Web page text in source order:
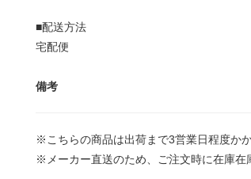
■配送方法
宅配便
備考
※こちらの商品は出荷まで3営業日程度かか
※メーカー直送のため、ご注文時に在庫在